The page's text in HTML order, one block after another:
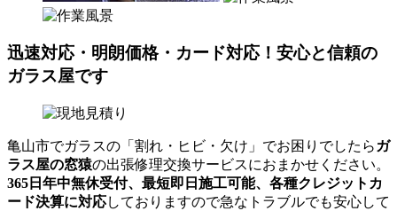
迅速対応・明朗価格・カード対応！安心と信頼の
ガラス屋です
亀山市でガラスの「割れ・ヒビ・欠け」でお困りでしたら ガ
ラス屋の窓猿の出張修理交換サービスにおまかせください。
365日年中無休受付、最短即日施工可能、各種クレジットカ
ード決算に対応しておりますので急なトラブルでも安心して